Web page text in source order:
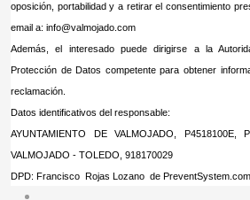
oposición, portabilidad y a retirar el consentimiento
email a: info@valmojado.com
Además, el interesado puede dirigirse a la
Protección de Datos competente para obtener
reclamación.
Datos identificativos del responsable:
AYUNTAMIENTO DE VALMOJADO,
VALMOJADO - TOLEDO, 918170029
DPD: Francisco Rojas Lozano de PreventSystem.com